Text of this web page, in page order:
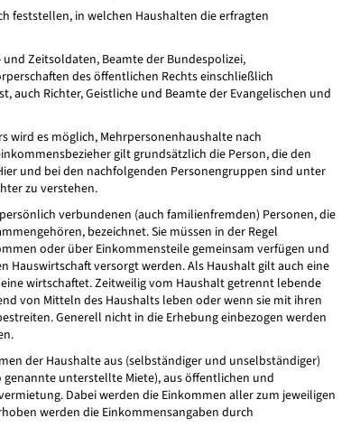
feststellen, in welchen Haushalten die erfragten
Zeitsoldaten, Beamte der Bundespolizei,
des öffentlichen Rechts einschließlich
auch Richter, Geistliche und Beamte der Evangelischen und
wird es möglich, Mehrpersonenhaushalte nach
gilt grundsätzlich die Person, die den
und bei den nachfolgenden Personengruppen sind unter
zu verstehen.
verbundenen (auch familienfremden) Personen, die
bezeichnet. Sie müssen in der Regel
oder über Einkommensteile gemeinsam verfügen und
Hauswirtschaft versorgt werden. Als Haushalt gilt auch eine
wirtschaftet. Zeitweilig vom Haushalt getrennt lebende
von Mitteln des Haushalts leben oder wenn sie mit ihren
Generell nicht in die Erhebung einbezogen werden
der Haushalte aus (selbständiger und unselbständiger)
unterstellte Miete), aus öffentlichen und
Dabei werden die Einkommen aller zum jeweiligen
werden die Einkommensangaben durch